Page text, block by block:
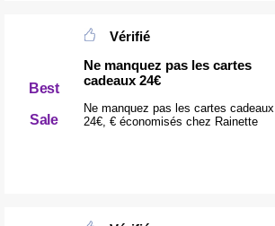
Best
Sale
Vérifié
Ne manquez pas les cartes
cadeaux 24€
Ne manquez pas les cartes cadeaux
24€, € économisés chez Rainette